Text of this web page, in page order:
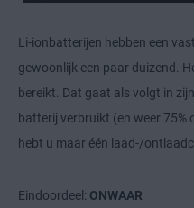
Li-ionbatterijen hebben een
gewoonlijk een paar duizend.
bereikt. Dat gaat als volgt in
batterij verbruikt (en weer 75%
hebt u maar één laad-/
Eindoordeel: ONWAAR